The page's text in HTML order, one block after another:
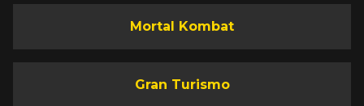
Mortal Kombat
Gran Turismo